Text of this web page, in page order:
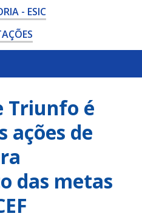
- ESIC
Triunfo é
ações de
das metas